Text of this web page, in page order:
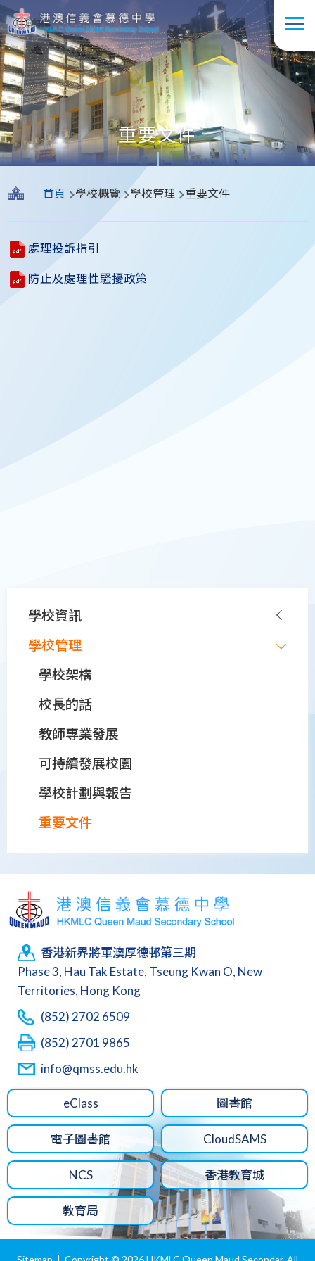
移至主內容
重要文件
航
連
結
首頁 學校概覽 學校管理 重要文件
處理投訴指引
防止及處理性騷擾政策
Main
navigation
學校資訊
學校管理
學校架構
校長的話
教師專業發展
可持續發展校園
學校計劃與報告
重要文件
香港新界將軍澳厚德邨第三期
Phase 3, Hau Tak Estate, Tseung Kwan O, New
Territories, Hong Kong
(852) 2702 6509
(852) 2701 9865
info@qmss.edu.hk
eClass 圖書館
電子圖書館 CloudSAMS
NCS 香港教育城
教育局